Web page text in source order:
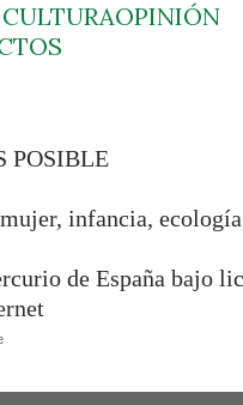
CULTURAOPINIÓN
POSIBLE
infancia,
de España bajo